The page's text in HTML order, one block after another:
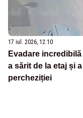
17 iul. 2026, 12:10
Evadare
a sărit de la etaj și
percheziției